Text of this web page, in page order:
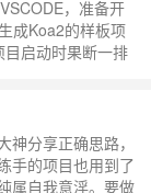
，准备开
成Koa2的样板项
目启动时果断一排
分享正确思路，
手的项目也用到了
属自我意淫。要做